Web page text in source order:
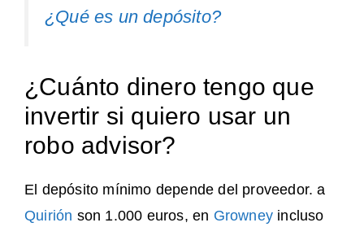
¿Qué es un depósito?
¿Cuánto dinero tengo que
invertir si quiero usar un
robo advisor?
El depósito mínimo depende del proveedor. a
Quirión son 1.000 euros, en Growney incluso